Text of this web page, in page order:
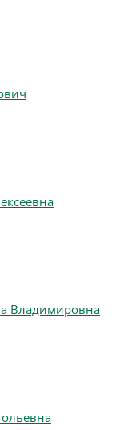
Владимировна